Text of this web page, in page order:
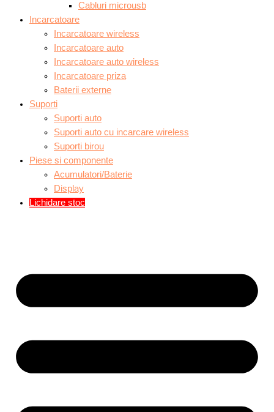
Cabluri microusb
Incarcatoare
Incarcatoare wireless
Incarcatoare auto
Incarcatoare auto wireless
Incarcatoare priza
Baterii externe
Suporti
Suporti auto
Suporti auto cu incarcare wireless
Suporti birou
Piese si componente
Acumulatori/Baterie
Display
Lichidare stoc